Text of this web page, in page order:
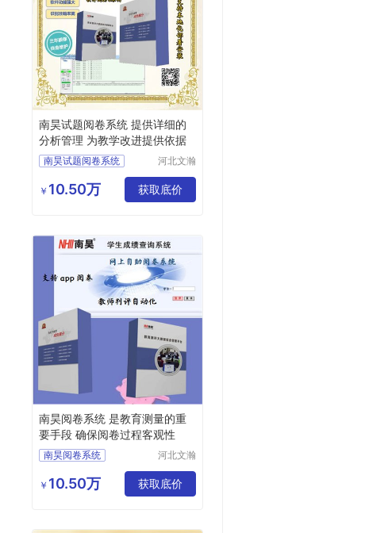
南昊试题阅卷系统 提供详细的
分析管理 为教学改进提供依据
南昊试题阅卷系统
答题卡阅卷系统
河北文瀚
技发展有
限公司
￥ 10.50万 获取底价
南昊阅卷系统 是教育测量的重
要手段 确保阅卷过程客观性
南昊阅卷系统
计算机阅卷
评卷系统
河北文瀚
技发展有
限公司
￥ 10.50万 获取底价